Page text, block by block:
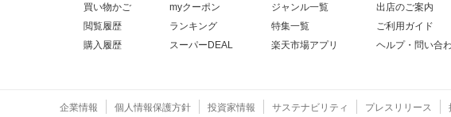
買い物かご
閲覧履歴
購入履歴
myクーポン
ランキング
スーパーDEAL
ジャンル一覧
特集一覧
楽天市場アプリ
出店のご案内
ご利用ガイド
ヘルプ・問い合
企業情報 個人情報保護方針 投資家情報 サステナビリティ プレスリリース